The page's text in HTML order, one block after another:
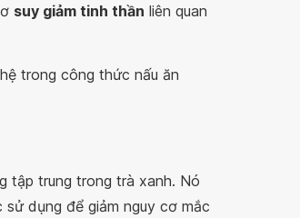
suy giảm tinh thần liên quan
trong công thức nấu ăn
tập trung trong trà xanh. Nó
dụng để giảm nguy cơ mắc